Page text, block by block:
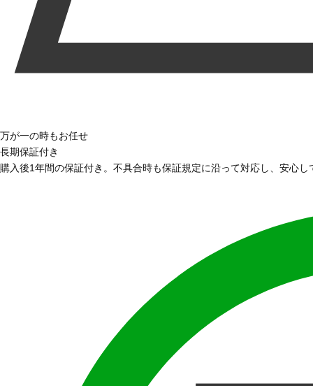
万が一の時もお任せ
長期保証付き
購入後1年間の保証付き。不具合時も保証規定に沿って対応し、安心